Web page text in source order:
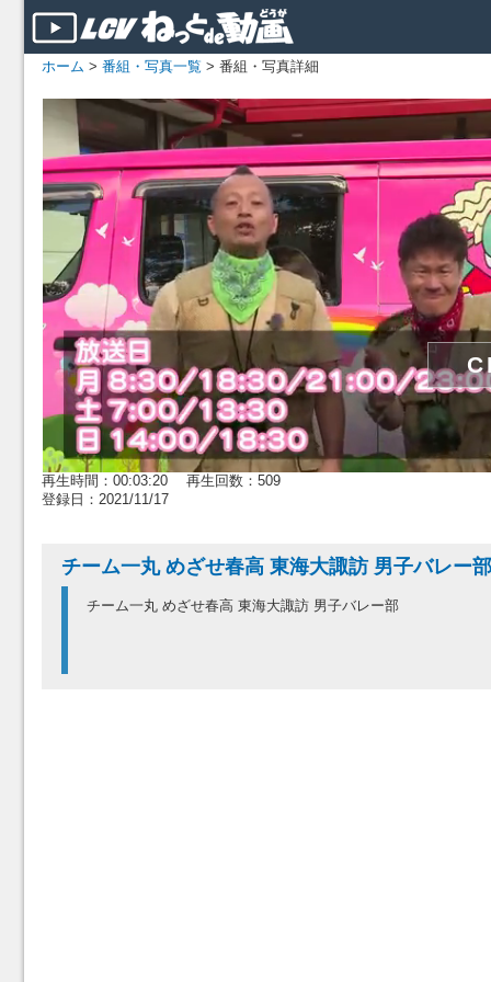
ホーム > 番組・写真一覧 > 番組・写真詳細
再生時間：00:03:20 再生回数：509
登録日：2021/11/17
チーム一丸 めざせ春高 東海大諏訪 男子バレー部
チーム一丸 めざせ春高 東海大諏訪 男子バレー部